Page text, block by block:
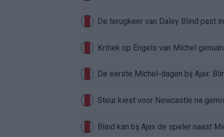
De terugkeer van Daley Blind past
Kritiek op Engels van Míchel
Steur kiest voor Newcastle na
Blind kan bij Ajax de speler naast